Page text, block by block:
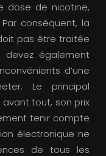
dose de nicotine,
conséquent, la
pas être traitée
devez également
d’une
Le principal
tout, son prix
tenir compte
électronique ne
de tous les